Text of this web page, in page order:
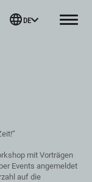
Menu
DE
mit Vorträgen
Events angemeldet
auf die